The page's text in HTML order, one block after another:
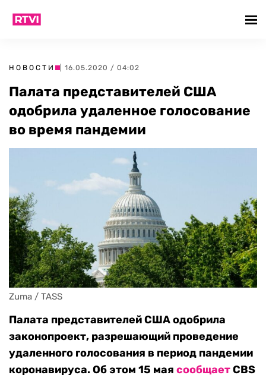
НОВОСТИ | 16.05.2020 / 04:02
Палата представителей США
одобрила удаленное голосование
во время пандемии
Zuma / TASS
Палата представителей США одобрила
законопроект, разрешающий проведение
удаленного голосования в период пандемии
коронавируса. Об этом 15 мая сообщаетCBS